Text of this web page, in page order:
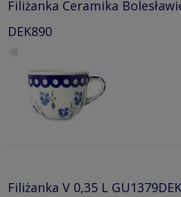
Filiżanka Ceramika
DEK890
Filiżanka V 0,35 L